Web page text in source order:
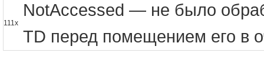
111x
NotAccessed — не было
TD перед помещением его в